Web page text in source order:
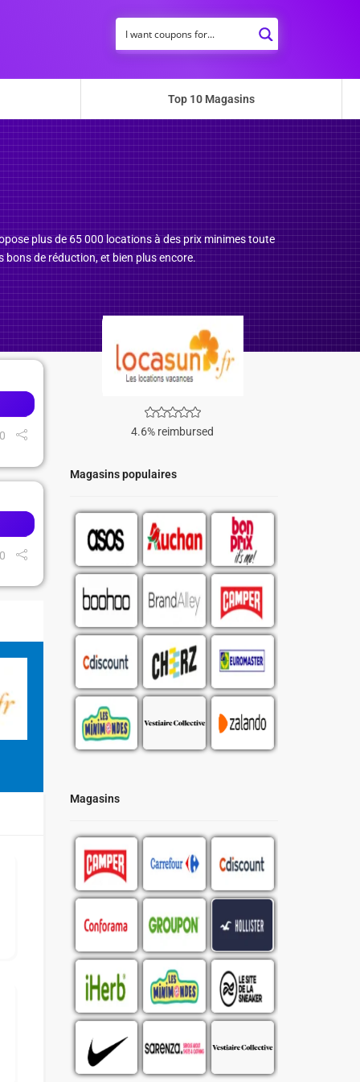
Top 10 Magasins
plus de 65 000 locations à des prix minimes toute
bons de réduction, et bien plus encore.
4.6% reimbursed
Magasins populaires
Magasins